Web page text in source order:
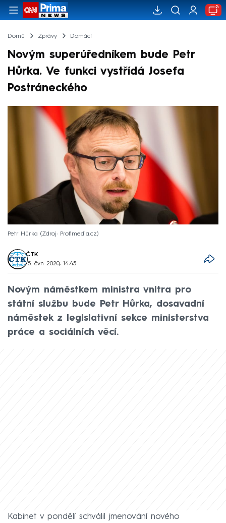
Domů Zprávy Domácí
Novým superúředníkem bude Petr
Hůrka. Ve funkci vystřídá Josefa
Postráneckého
Petr Hůrka Zdroj: Profimedia.cz
ČTK
15. čvn 2020, 14:45
Novým náměstkem ministra vnitra pro
státní službu bude Petr Hůrka, dosavadní
náměstek z legislativní sekce ministerstva
práce a sociálních věcí.
Kabinet v pondělí schválil jmenování nového